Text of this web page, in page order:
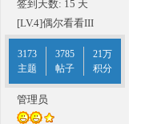
签到天数: 15 天
[LV.4]偶尔看看III
3173
主题
3785
帖子
21万
积分
管理员